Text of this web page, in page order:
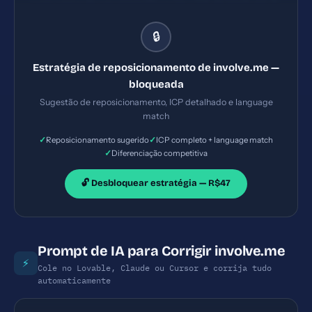
minutos, aumento de 2x na taxa de qualificação) e
uma proposta clara de ROI
🔒
Estratégia de reposicionamento de involve.me —
bloqueada
Sugestão de reposicionamento, ICP detalhado e language
match
✓Reposicionamento sugerido✓ICP completo + language match
✓Diferenciação competitiva
🔓 Desbloquear estratégia — R$47
⚡
Prompt de IA para Corrigir involve.me
Cole no Lovable, Claude ou Cursor e corrija tudo
automaticamente